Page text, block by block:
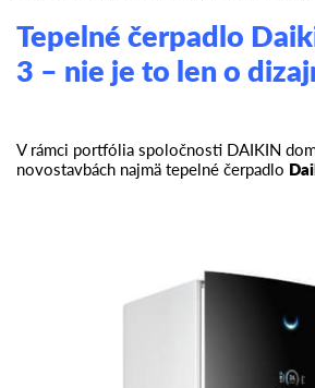
Tepelné čerpadlo
3 – nie je to len o
V rámci portfólia spoločnosti DAIKIN
novostavbách najmä tepelné čerpadlo